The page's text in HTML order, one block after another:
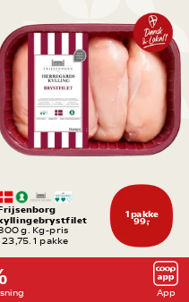
App
1 pakke
99,-
g. Kg-pris
1 pakke